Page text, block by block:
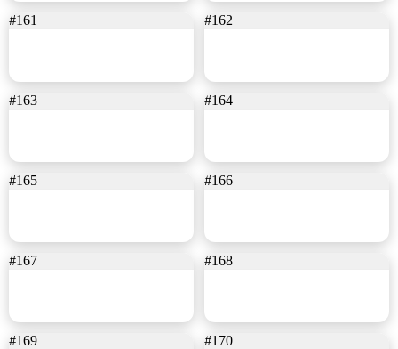
#161 #162
#163 #164
#165 #166
#167 #168
#169 #170